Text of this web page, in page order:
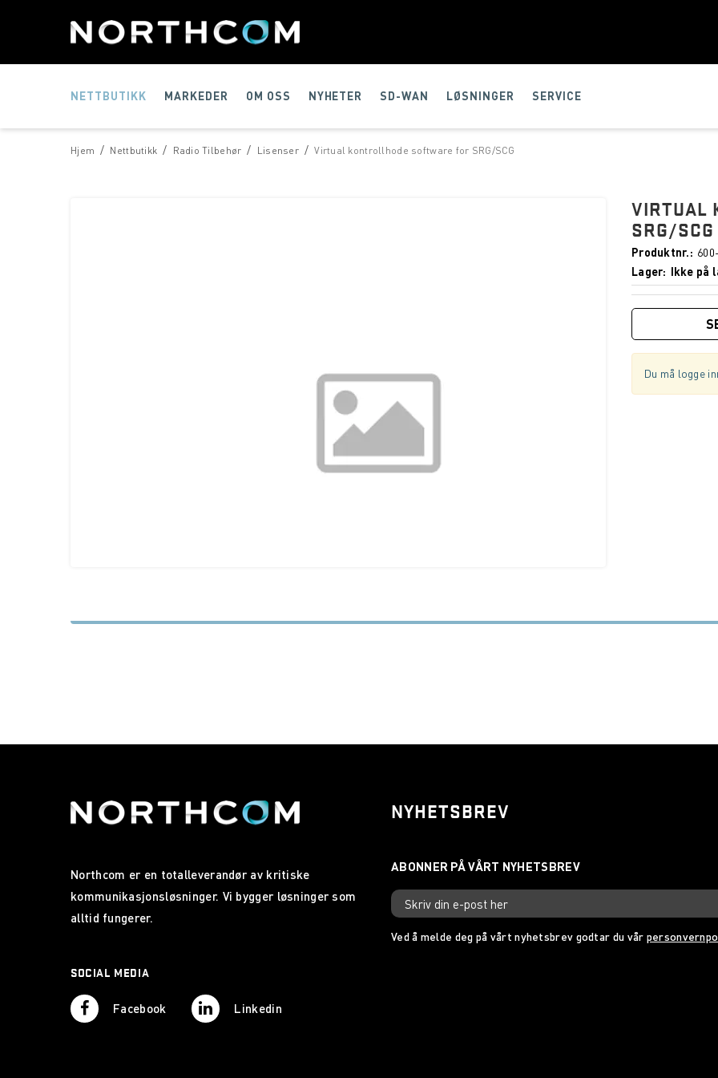
NETTBUTIKK MARKEDER OM OSS NYHETER SD-WAN LØSNINGER SERVICE
/
Hjem /
Nettbutikk /
Radio Tilbehør /
Lisenser Virtual kontrollhode software for SRG/SCG
VIRTUAL
SRG/SCG
Produktnr.
Lager
Ikke på
Du må logge
Northcom er en totalleverandør av kritiske
kommunikasjonsløsninger. Vi bygger løsninger som
alltid fungerer.
SOCIAL MEDIA
Facebook Linkedin
NYHETSBREV
Ved å melde deg på vårt nyhetsbrev godtar du vår